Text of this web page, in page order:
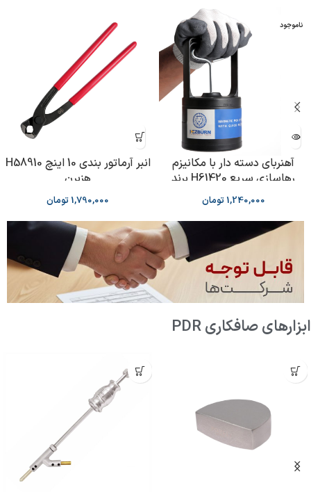
ناموجود
آهنربای دسته دار با مکانیزم
رهاسازی سریع H61420 برند
HEZBURN
1,240,000 تومان
انبر آرماتور بندی 10 اینچ H58910
هزبرن
1,790,000 تومان
ابزارهای صافکاری PDR